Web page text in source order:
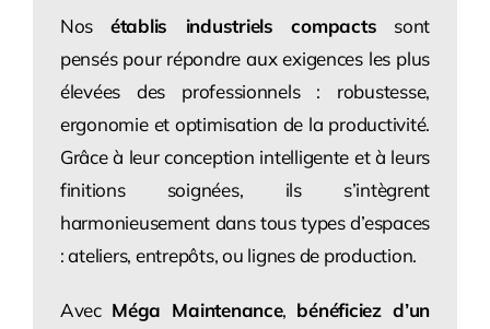
Nos établis industriels compacts sont
pensés pour répondre aux exigences les plus
élevées des professionnels : robustesse,
ergonomie et optimisation de la productivité.
Grâce à leur conception intelligente et à leurs
finitions soignées, ils s’intègrent
harmonieusement dans tous types d’espaces
: ateliers, entrepôts, ou lignes de production.
Avec Méga Maintenance, bénéficiez d’un